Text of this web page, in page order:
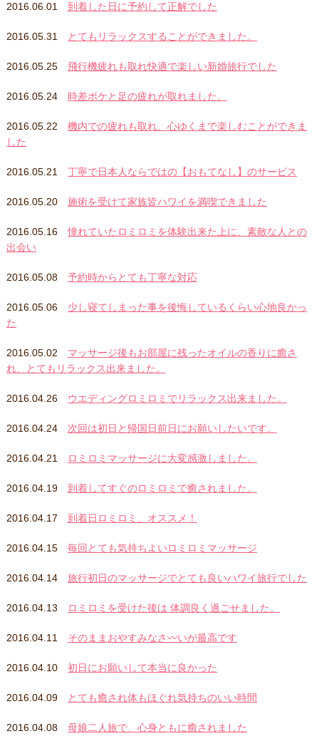
2016.06.01 到着した日に予約して正解でした
2016.05.31 とてもリラックスすることができました。
2016.05.25 飛行機疲れも取れ快適で楽しい新婚旅行でした
2016.05.24 時差ボケと足の疲れが取れました。
2016.05.22
機内での疲れも取れ、心ゆくまで楽しむことができま
した
2016.05.21 丁寧で日本人ならではの【おもてなし】のサービス
2016.05.20 施術を受けて家族皆ハワイを満喫できました
2016.05.16
憧れていたロミロミを体験出来た上に、素敵な人との
出会い
2016.05.08 予約時からとても丁寧な対応
2016.05.06
少し寝てしまった事を後悔しているくらい心地良かっ
た
2016.05.02
マッサージ後もお部屋に残ったオイルの香りに癒さ
れ、とてもリラックス出来ました。
2016.04.26 ウエディングロミロミでリラックス出来ました。
2016.04.24 次回は初日と帰国日前日にお願いしたいです。
2016.04.21 ロミロミマッサージに大変感激しました。
2016.04.19 到着してすぐのロミロミで癒されました。
2016.04.17 到着日ロミロミ、オススメ！
2016.04.15 毎回とても気持ちよいロミロミマッサージ
2016.04.14 旅行初日のマッサージでとても良いハワイ旅行でした
2016.04.13 ロミロミを受けた後は 体調良く過ごせました。
2016.04.11 そのままおやすみなさ〰いが最高です
2016.04.10 初日にお願いして本当に良かった
2016.04.09 とても癒され体もほぐれ気持ちのいい時間
2016.04.08 母娘二人旅で、心身ともに癒されました